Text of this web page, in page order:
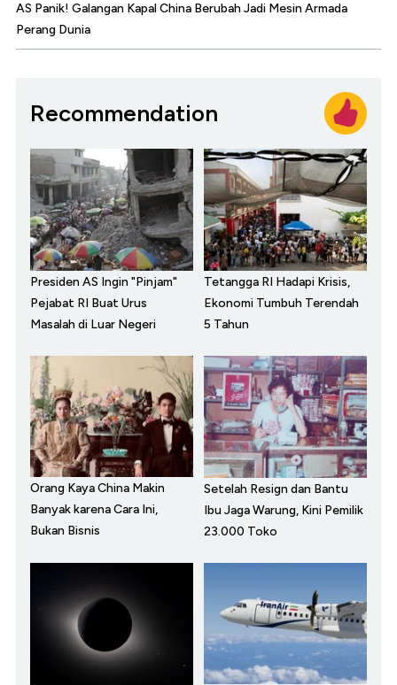
AS Panik! Galangan Kapal China Berubah Jadi Mesin Armada
Perang Dunia
Recommendation
Presiden AS Ingin "Pinjam"
Pejabat RI Buat Urus
Masalah di Luar Negeri
Tetangga RI Hadapi Krisis,
Ekonomi Tumbuh Terendah
5 Tahun
Orang Kaya China Makin
Banyak karena Cara Ini,
Bukan Bisnis
Setelah Resign dan Bantu
Ibu Jaga Warung, Kini Pemilik
23.000 Toko